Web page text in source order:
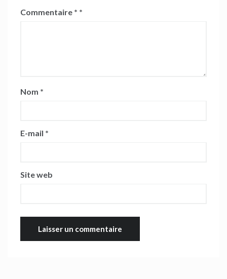
Commentaire *
Nom *
E-mail *
Site web